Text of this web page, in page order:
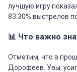
лучшую игру
83.30% выстрелов
📊 Что важно
Отметим, что в
Дорофеев. Увы,